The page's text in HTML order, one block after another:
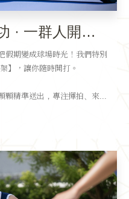
匹克球：一個人練功 · 一群人開賽！
假期變成球場時光！我們特別
】，讓你隨時開打。
精準送出，專注揮拍、來...